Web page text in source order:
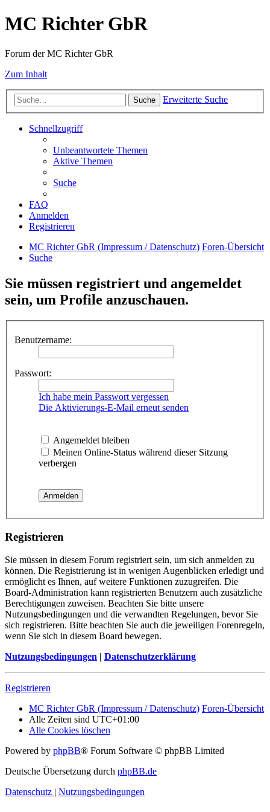
MC Richter GbR
Forum der MC Richter GbR
Zum Inhalt
Suche Erweiterte Suche
Schnellzugriff
Unbeantwortete Themen
Aktive Themen
Suche
FAQ
Anmelden
Registrieren
MC Richter GbR (Impressum / Datenschutz) Foren-Übersicht
Suche
Sie müssen registriert und angemeldet
sein, um Profile anzuschauen.
Benutzername:
Passwort:
Ich habe mein Passwort vergessen
Die Aktivierungs-E-Mail erneut senden
Angemeldet bleiben
Meinen Online-Status während dieser Sitzung
verbergen
Registrieren
Sie müssen in diesem Forum registriert sein, um sich anmelden zu
können. Die Registrierung ist in wenigen Augenblicken erledigt und
ermöglicht es Ihnen, auf weitere Funktionen zuzugreifen. Die
Board-Administration kann registrierten Benutzern auch zusätzliche
Berechtigungen zuweisen. Beachten Sie bitte unsere
Nutzungsbedingungen und die verwandten Regelungen, bevor Sie
sich registrieren. Bitte beachten Sie auch die jeweiligen Forenregeln,
wenn Sie sich in diesem Board bewegen.
Nutzungsbedingungen | Datenschutzerklärung
Registrieren
MC Richter GbR (Impressum / Datenschutz) Foren-Übersicht
Alle Zeiten sind UTC+01:00
Alle Cookies löschen
Powered by phpBB® Forum Software © phpBB Limited
Deutsche Übersetzung durch phpBB.de
Datenschutz | Nutzungsbedingungen